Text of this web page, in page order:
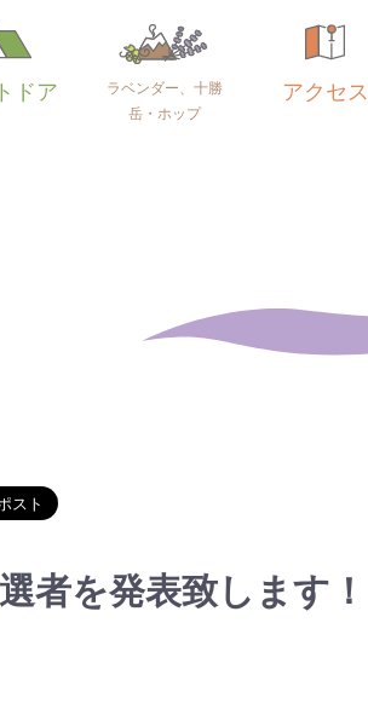
ドア
ラベンダー、十勝
岳・ホップ
アクセス
者を発表致します！